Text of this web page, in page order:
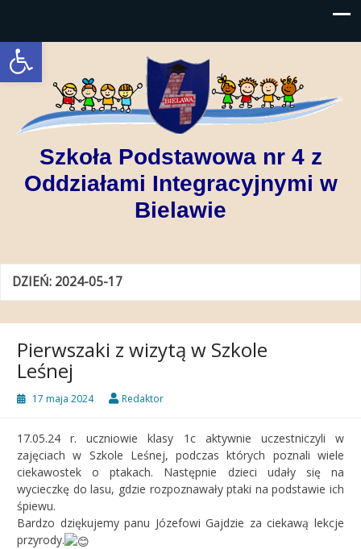
Open toolbar
Szkoła Podstawowa nr 4 z
Oddziałami Integracyjnymi w
Bielawie
DZIEŃ: 2024-05-17
Pierwszaki z wizytą w Szkole
Leśnej
17 maja 2024 Redaktor
17.05.24 r. uczniowie klasy 1c aktywnie uczestniczyli w
zajęciach w Szkole Leśnej, podczas których poznali wiele
ciekawostek o ptakach. Następnie dzieci udały się na
wycieczkę do lasu, gdzie rozpoznawały ptaki na podstawie ich
śpiewu.
Bardzo dziękujemy panu Józefowi Gajdzie za ciekawą lekcje
przyrody.